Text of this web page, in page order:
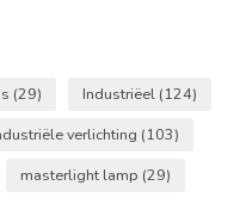
(29) Industriëel (124)
verlichting (103)
masterlight lamp (29)